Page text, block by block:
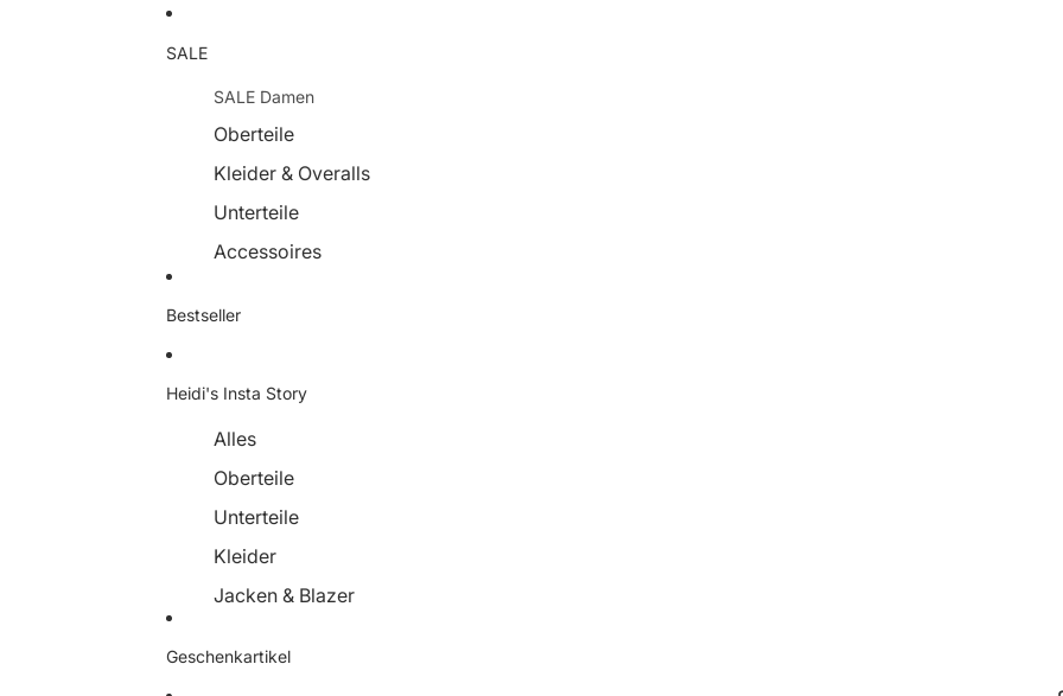
SALE
SALE Damen
Oberteile
Kleider & Overalls
Unterteile
Accessoires
Oberteile
Unterteile
Bestseller
Heidi's Insta Story
Alles
Oberteile
Unterteile
Kleider
Jacken & Blazer
Geschenkartikel